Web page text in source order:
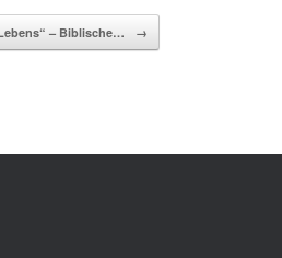
– Biblische… →